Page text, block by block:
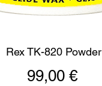
Rex TK-820 Powder
99,00 €Pris